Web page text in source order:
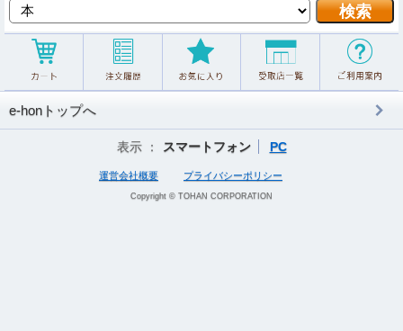
e-honトップへ
表示 ： スマートフォン PC
運営会社概要 プライバシーポリシー
Copyright © TOHAN CORPORATION